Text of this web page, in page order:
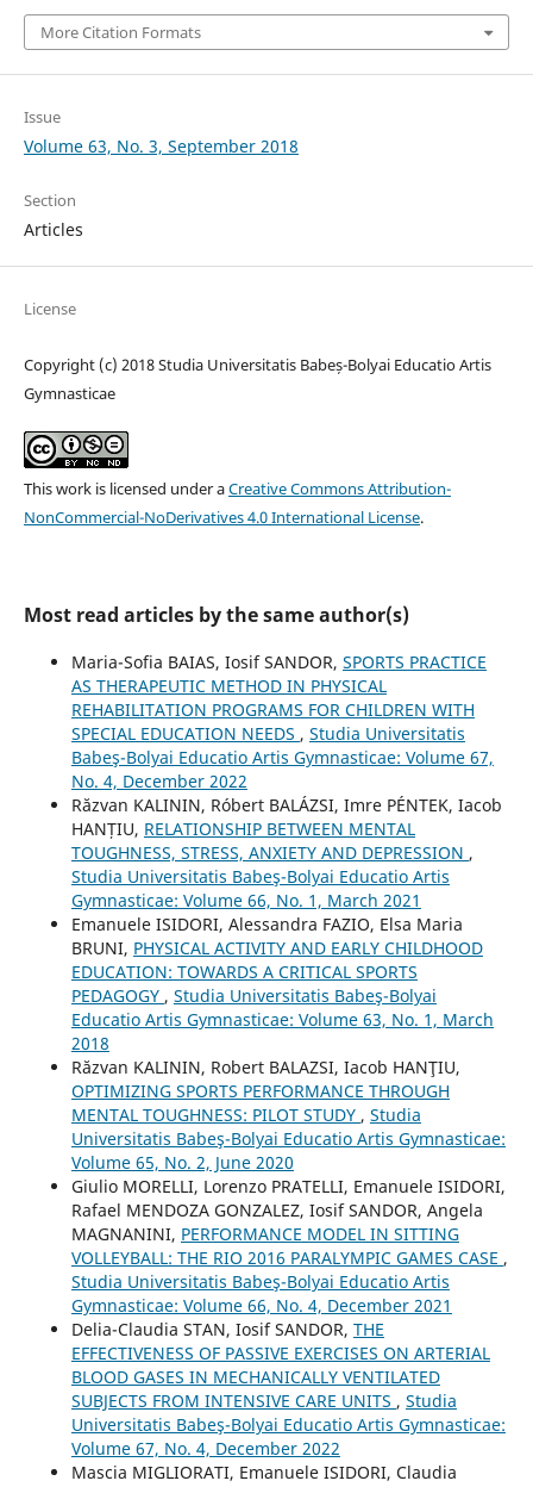
More Citation Formats
Issue
Volume 63, No. 3, September 2018
Section
Articles
License
Copyright (c) 2018 Studia Universitatis Babeș-Bolyai Educatio Artis
Gymnasticae
This work is licensed under aCreative Commons Attribution-
NonCommercial-NoDerivatives 4.0 International License.
Most read articles by the same author(s)
Maria-Sofia BAIAS, Iosif SANDOR, SPORTS PRACTICE
AS THERAPEUTIC METHOD IN PHYSICAL
REHABILITATION PROGRAMS FOR CHILDREN WITH
SPECIAL EDUCATION NEEDS , Studia Universitatis
Babeş-Bolyai Educatio Artis Gymnasticae: Volume 67,
No. 4, December 2022
Răzvan KALININ, Róbert BALÁZSI, Imre PÉNTEK, Iacob
HANȚIU, RELATIONSHIP BETWEEN MENTAL
TOUGHNESS, STRESS, ANXIETY AND DEPRESSION ,
Studia Universitatis Babeş-Bolyai Educatio Artis
Gymnasticae: Volume 66, No. 1, March 2021
Emanuele ISIDORI, Alessandra FAZIO, Elsa Maria
BRUNI, PHYSICAL ACTIVITY AND EARLY CHILDHOOD
EDUCATION: TOWARDS A CRITICAL SPORTS
PEDAGOGY , Studia Universitatis Babeş-Bolyai
Educatio Artis Gymnasticae: Volume 63, No. 1, March
2018
Răzvan KALININ, Robert BALAZSI, Iacob HANŢIU,
OPTIMIZING SPORTS PERFORMANCE THROUGH
MENTAL TOUGHNESS: PILOT STUDY , Studia
Universitatis Babeş-Bolyai Educatio Artis Gymnasticae:
Volume 65, No. 2, June 2020
Giulio MORELLI, Lorenzo PRATELLI, Emanuele ISIDORI,
Rafael MENDOZA GONZALEZ, Iosif SANDOR, Angela
MAGNANINI, PERFORMANCE MODEL IN SITTING
VOLLEYBALL: THE RIO 2016 PARALYMPIC GAMES CASE ,
Studia Universitatis Babeş-Bolyai Educatio Artis
Gymnasticae: Volume 66, No. 4, December 2021
Delia-Claudia STAN, Iosif SANDOR, THE
EFFECTIVENESS OF PASSIVE EXERCISES ON ARTERIAL
BLOOD GASES IN MECHANICALLY VENTILATED
SUBJECTS FROM INTENSIVE CARE UNITS , Studia
Universitatis Babeş-Bolyai Educatio Artis Gymnasticae:
Volume 67, No. 4, December 2022
Mascia MIGLIORATI, Emanuele ISIDORI, Claudia